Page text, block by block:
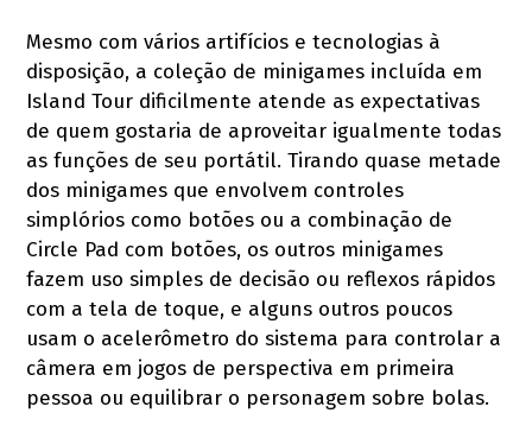
Mesmo com vários artifícios e tecnologias à
disposição, a coleção de minigames incluída em
Island Tour dificilmente atende as expectativas
de quem gostaria de aproveitar igualmente todas
as funções de seu portátil. Tirando quase metade
dos minigames que envolvem controles
simplórios como botões ou a combinação de
Circle Pad com botões, os outros minigames
fazem uso simples de decisão ou reflexos rápidos
com a tela de toque, e alguns outros poucos
usam o acelerômetro do sistema para controlar a
câmera em jogos de perspectiva em primeira
pessoa ou equilibrar o personagem sobre bolas.